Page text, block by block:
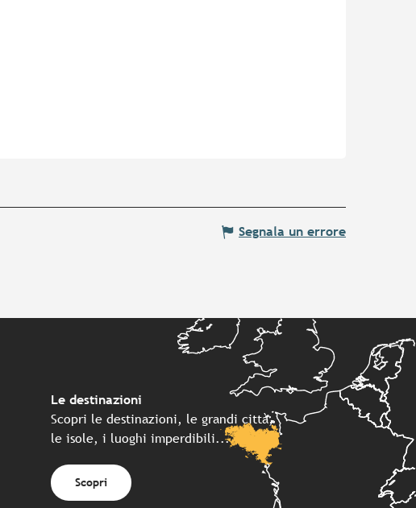
Segnala un errore
Le destinazioni
Scopri le destinazioni, le grandi città,
le isole, i luoghi imperdibili...
Scopri